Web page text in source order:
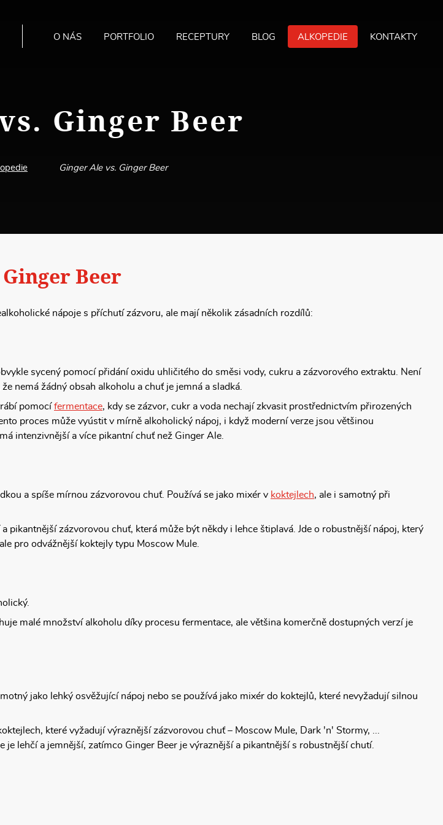
O NÁS PORTFOLIO RECEPTURY BLOG ALKOPEDIE KONTAKTY
Ginger Beer
Ginger Ale vs. Ginger Beer
Beer
nápoje s příchutí zázvoru, ale mají několik zásadních rozdílů:
sycený pomocí přidání oxidu uhličitého do směsi vody, cukru a zázvorového extraktu. Není
nemá žádný obsah alkoholu a chuť je jemná a sladká.
pomocífermentace, kdy se zázvor, cukr a voda nechají zkvasit prostřednictvím přirozených
proces může vyústit v mírně alkoholický nápoj, i když moderní verze jsou většinou
intenzivnější a více pikantní chuť než Ginger Ale.
a spíše mírnou zázvorovou chuť. Používá se jako mixér v koktejlech, ale i samotný při
pikantnější zázvorovou chuť, která může být někdy i lehce štiplavá. Jde o robustnější nápoj, který
pro odvážnější koktejly typu Moscow Mule.
malé množství alkoholu díky procesu fermentace, ale většina komerčně dostupných verzí je
jako lehký osvěžující nápoj nebo se používá jako mixér do koktejlů, které nevyžadují silnou
které vyžadují výraznější zázvorovou chuť – Moscow Mule, Dark 'n' Stormy, ...
je lehčí a jemnější, zatímco Ginger Beer je výraznější a pikantnější s robustnější chutí.